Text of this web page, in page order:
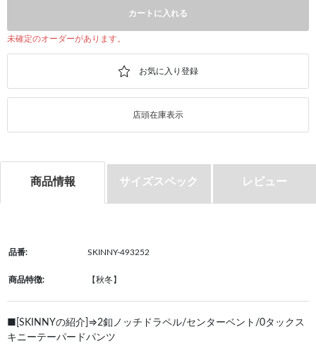
カートに入れる
未確定のオーダーがあります。
店頭在庫表示
商品情報 サイズスペック レビュー
品番: SKINNY-493252
商品特徴: 【秋冬】
■[SKINNYの紹介]⇒2釦ノッチドラペル/センターベント/0タックス
キニーテーパードパンツ